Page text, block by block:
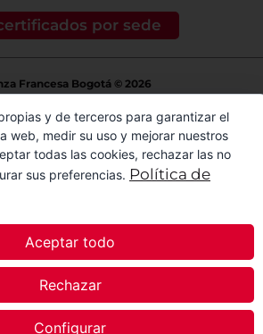
por sede
Francesa Bogotá © 2026
y procedimientos Habeas Data
y de terceros para garantizar el
web, medir su uso y mejorar nuestros
todas las cookies, rechazar las no
sus preferencias. Política de
Aceptar todo
Rechazar
Configurar